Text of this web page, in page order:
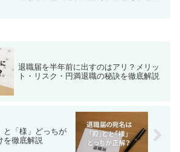
退職届を半年前に出すのはアリ？メリッ
ト・リスク・円満退職の秘訣を徹底解説
と「様」どっちが
を徹底解説